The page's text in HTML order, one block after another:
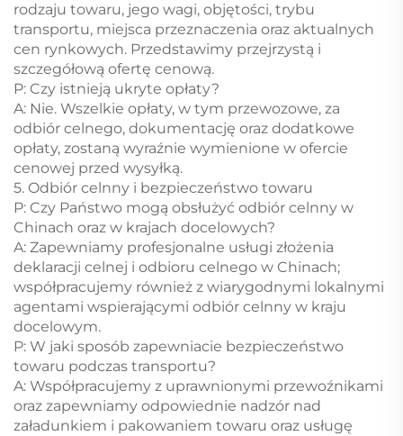
rodzaju towaru, jego wagi, objętości, trybu
transportu, miejsca przeznaczenia oraz aktualnych
cen rynkowych. Przedstawimy przejrzystą i
szczegółową ofertę cenową.
P: Czy istnieją ukryte opłaty?
A: Nie. Wszelkie opłaty, w tym przewozowe, za
odbiór celnego, dokumentację oraz dodatkowe
opłaty, zostaną wyraźnie wymienione w ofercie
cenowej przed wysyłką.
5. Odbiór celnny i bezpieczeństwo towaru
P: Czy Państwo mogą obsłużyć odbiór celnny w
Chinach oraz w krajach docelowych?
A: Zapewniamy profesjonalne usługi złożenia
deklaracji celnej i odbioru celnego w Chinach;
współpracujemy również z wiarygodnymi lokalnymi
agentami wspierającymi odbiór celnny w kraju
docelowym.
P: W jaki sposób zapewniacie bezpieczeństwo
towaru podczas transportu?
A: Współpracujemy z uprawnionymi przewoźnikami
oraz zapewniamy odpowiednie nadzór nad
załadunkiem i pakowaniem towaru oraz usługę